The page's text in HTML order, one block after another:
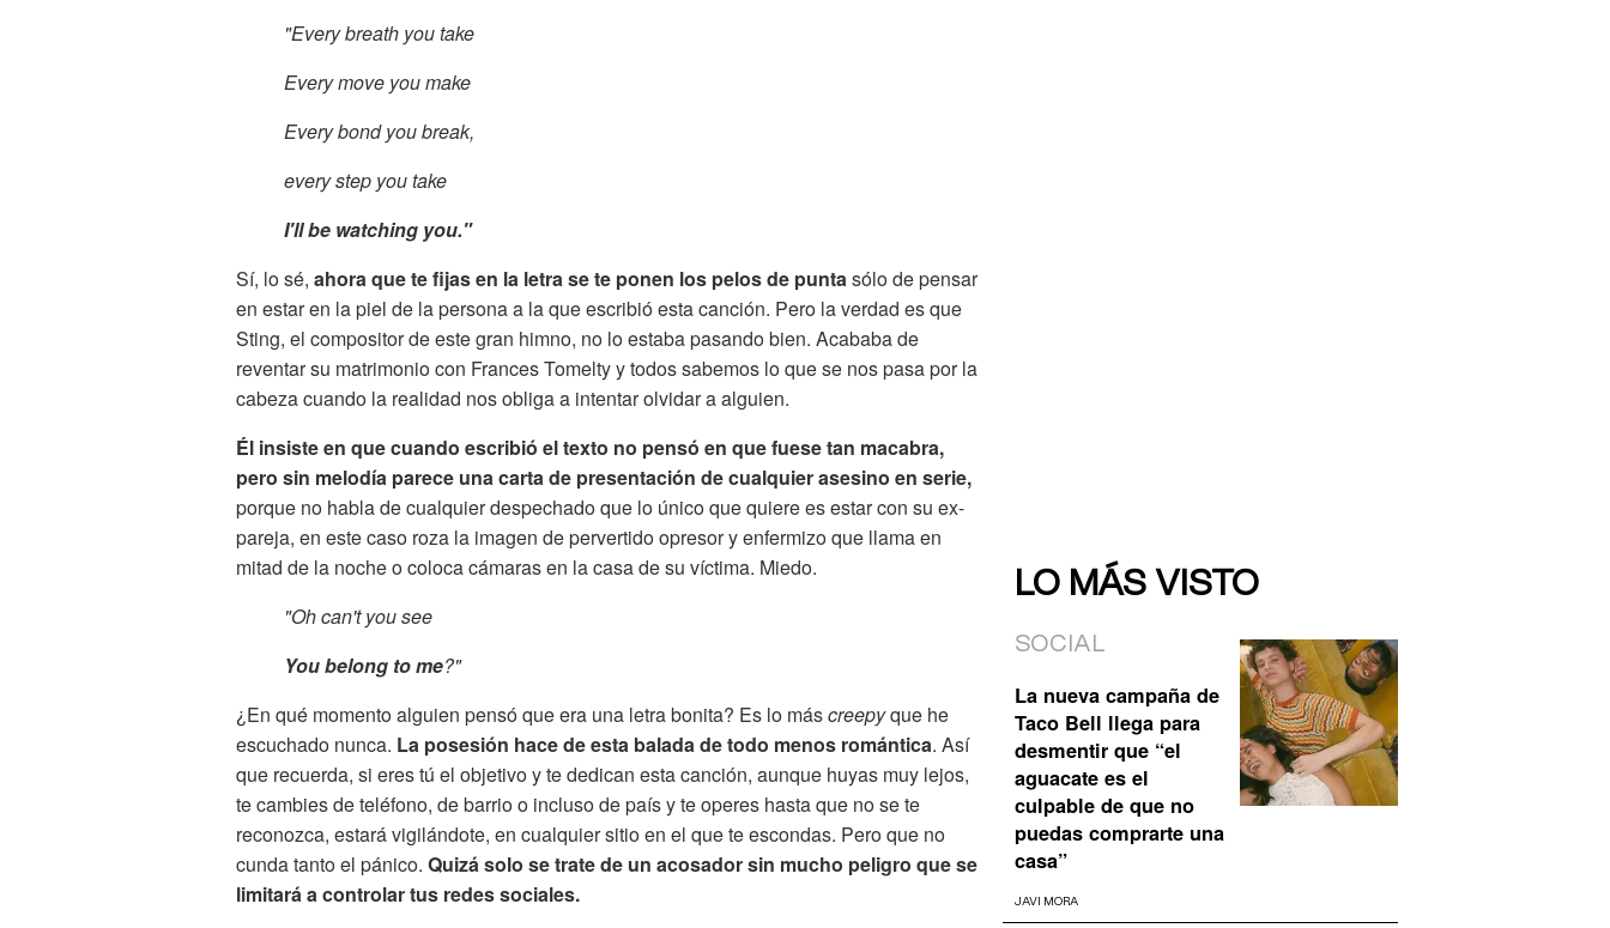
"Every breath you take
Every move you make
Every bond you break,
every step you take
I'll be watching you."
Sí, lo sé, ahora que te fijas en la letra se te ponen los pelos de puntasólo de pensar
en estar en la piel de la persona a la que escribió esta canción. Pero la verdad es que
Sting, el compositor de este gran himno, no lo estaba pasando bien. Acababa de
reventar su matrimonio con Frances Tomelty y todos sabemos lo que se nos pasa por la
cabeza cuando la realidad nos obliga a intentar olvidar a alguien.
Él insiste en que cuando escribió el texto no pensó en que fuese tan macabra,
pero sin melodía parece una carta de presentación de cualquier asesino en serie,
porque no habla de cualquier despechado que lo único que quiere es estar con su ex-
pareja, en este caso roza la imagen de pervertido opresor y enfermizo que llama en
mitad de la noche o coloca cámaras en la casa de su víctima. Miedo.
"Oh can't you see
You belong to me?"
¿En qué momento alguien pensó que era una letra bonita? Es lo máscreepyque he
escuchado nunca. La posesión hace de esta balada de todo menos romántica. Así
que recuerda, si eres tú el objetivo y te dedican esta canción, aunque huyas muy lejos,
te cambies de teléfono, de barrio o incluso de país y te operes hasta que no se te
reconozca, estará vigilándote, en cualquier sitio en el que te escondas. Pero que no
cunda tanto el pánico. Quizá solo se trate de un acosador sin mucho peligro que se
limitará a controlar tus redes sociales.
LO MÁS VISTO
SOCIAL
La nueva campaña de
Taco Bell llega para
desmentir que “el
aguacate es el
culpable de que no
puedas comprarte una
casa”
JAVI MORA